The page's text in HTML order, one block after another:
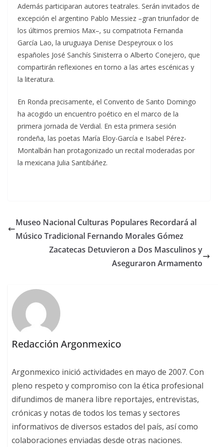
Además participaran autores teatrales. Serán invitados de
excepción el argentino Pablo Messiez –gran triunfador de
los últimos premios Max–, su compatriota Fernanda
García Lao, la uruguaya Denise Despeyroux o los
españoles José Sanchís Sinisterra o Alberto Conejero, que
compartirán reflexiones en torno a las artes escénicas y
la literatura.
En Ronda precisamente, el Convento de Santo Domingo
ha acogido un encuentro poético en el marco de la
primera jornada de Verdial. En esta primera sesión
rondeña, las poetas María Eloy-García e Isabel Pérez-
Montalbán han protagonizado un recital moderadas por
la mexicana Julia Santibáñez.
Museo Nacional Culturas Populares Recordará al
Músico Tradicional Fernando Morales Gómez
Zacatecas Detuvieron a Dos Masculinos y
Aseguraron Armamento
Redacción Argonmexico
Argonmexico inició actividades en mayo de 2007. Con
pleno respeto y compromiso con la ética profesional
difundimos de manera libre reportajes, entrevistas,
crónicas y notas de todos los temas y sectores
informativos de diversos estados del país, así como
colaboraciones enviadas desde otras naciones.